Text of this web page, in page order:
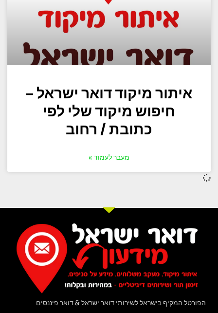
איתור מיקוד דואר ישראל –
חיפוש מיקוד שלי לפי
כתובת / רחוב
מעבר לעמוד »
הפורטל המקיף בישראל לשירותי דואר ישראל & דואר פיננסים